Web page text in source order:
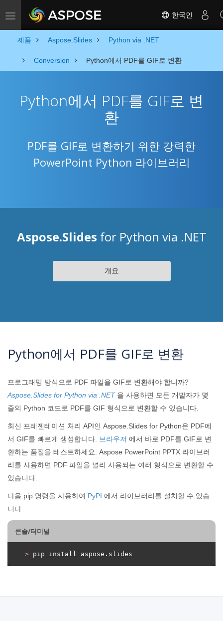
Toggle navigation 한국인
제품 Aspose.Slides Python via .NET
Conversion Python에서 PDF를 GIF로 변환
Python에서 PDF를 GIF로 변
환
PDF를 GIF로 변환하기 위한 강력한
PowerPoint Python 라이브러리
Aspose.Slides for Python via .NET
개요
Python에서 PDF를 GIF로 변환
프로그래밍 방식으로 PDF 파일을 GIF로 변환해야 합니까?
Aspose.Slides for Python via .NET을 사용하면 모든 개발자가 몇
줄의 Python 코드로 PDF를 GIF 형식으로 변환할 수 있습니다.
최신 프레젠테이션 처리 API인 Aspose.Slides for Python은 PDF에
서 GIF를 빠르게 생성합니다.
브라우저 에서 바로 PDF를 GIF로 변
환하는 품질을 테스트하세요. Aspose PowerPoint PPTX 라이브러
리를 사용하면 PDF 파일을 널리 사용되는 여러 형식으로 변환할 수
있습니다.
다음 pip 명령을 사용하여 PyPI 에서 라이브러리를 설치할 수 있습
니다.
콘솔/터미널
> pip install aspose.slides